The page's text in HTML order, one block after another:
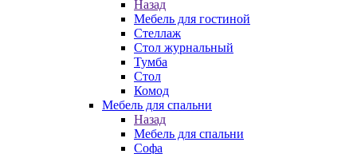
Назад
Мебель для гостиной
Стеллаж
Стол журнальный
Тумба
Стол
Комод
Мебель для спальни
Назад
Мебель для спальни
Софа